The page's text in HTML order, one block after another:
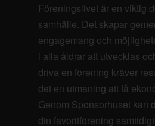
Föreningslivet är en viktig
samhälle. Det skapar
engagemang och
i alla åldrar att utvecklas
driva en förening kräver
det en utmaning att få
Genom Sponsorhuset kan
din favoritförening